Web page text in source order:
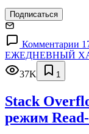
Подписаться
Комментарии
ЕЖЕДНЕВНЫЙ
37K
1
Stack
режим